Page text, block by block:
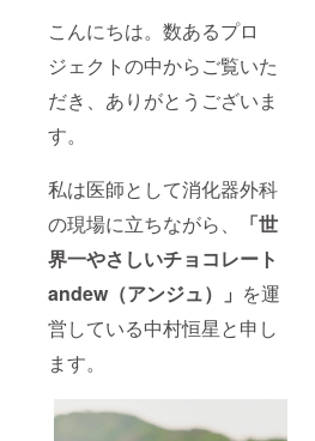
こんにちは。数あるプロ
ジェクトの中からご覧いた
だき、ありがとうございま
す。
私は医師として消化器外科
の現場に立ちながら、
「世
界一やさしいチョコレート
andew（アンジュ）」 を運
営している中村恒星と申し
ます。